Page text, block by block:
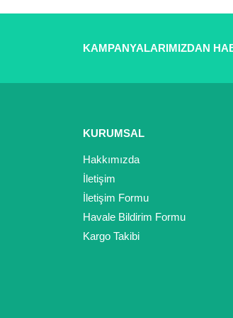
Görüş ve önerileriniz için
Ürün resmi kalitesiz, bozuk
Bu ürüne benzer farklı
KAMPANYALARIMIZDAN
KURUMSAL
Hakkımızda
İletişim
İletişim Formu
Havale Bildirim Formu
Kargo Takibi